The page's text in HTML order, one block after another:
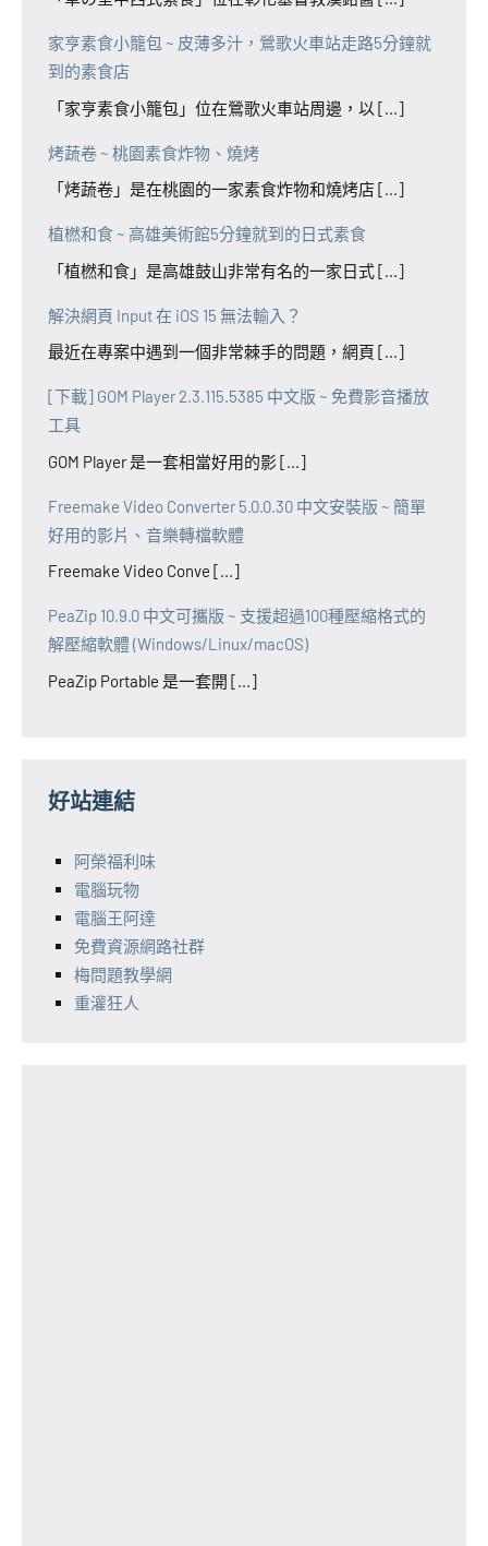
家亨素食小籠包 ~ 皮薄多汁，鶯歌火車站走路5分鐘就
到的素食店
「家亨素食小籠包」位在鶯歌火車站周邊，以 [...]
烤蔬卷 ~ 桃園素食炸物、燒烤
「烤蔬卷」是在桃園的一家素食炸物和燒烤店 [...]
植橪和食 ~ 高雄美術館5分鐘就到的日式素食
「植橪和食」是高雄鼓山非常有名的一家日式 [...]
解決網頁 Input 在 iOS 15 無法輸入？
最近在專案中遇到一個非常棘手的問題，網頁 [...]
[下載] GOM Player 2.3.115.5385 中文版 ~ 免費影音播放
工具
GOM Player 是一套相當好用的影 [...]
Freemake Video Converter 5.0.0.30 中文安裝版 ~ 簡單
好用的影片、音樂轉檔軟體
Freemake Video Conve [...]
PeaZip 10.9.0 中文可攜版 ~ 支援超過100種壓縮格式的
解壓縮軟體 (Windows/Linux/macOS)
PeaZip Portable 是一套開 [...]
好站連結
阿榮福利味
電腦玩物
電腦王阿達
免費資源網路社群
梅問題教學網
重灌狂人